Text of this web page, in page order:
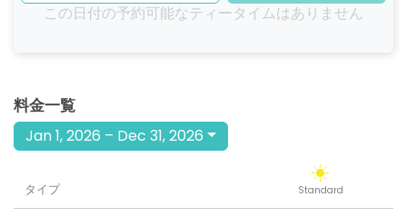
この日付の予約可能なティータイムはありません
料金一覧
Jan 1, 2026 – Dec 31, 2026
タイプ Standard